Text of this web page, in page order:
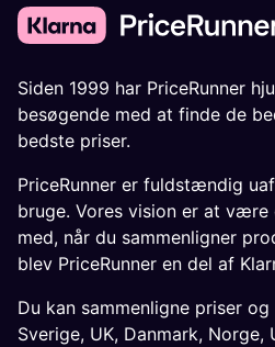
Siden 1999 har PriceRunner
besøgende med at finde de
bedste priser.
PriceRunner er fuldstændig
bruge. Vores vision er at være
med, når du sammenligner
blev PriceRunner en del af
Du kan sammenligne priser
Sverige, UK, Danmark, Norge,